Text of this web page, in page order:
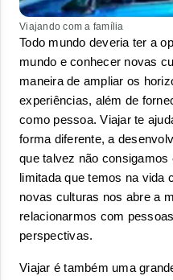
Viajando com a família
Todo mundo deveria ter a
mundo e conhecer novas
maneira de ampliar os
experiências, além de
como pessoa. Viajar te
forma diferente, a
que talvez não
limitada que temos na vida
novas culturas nos abre a
relacionarmos com
perspectivas.
Viajar é também uma